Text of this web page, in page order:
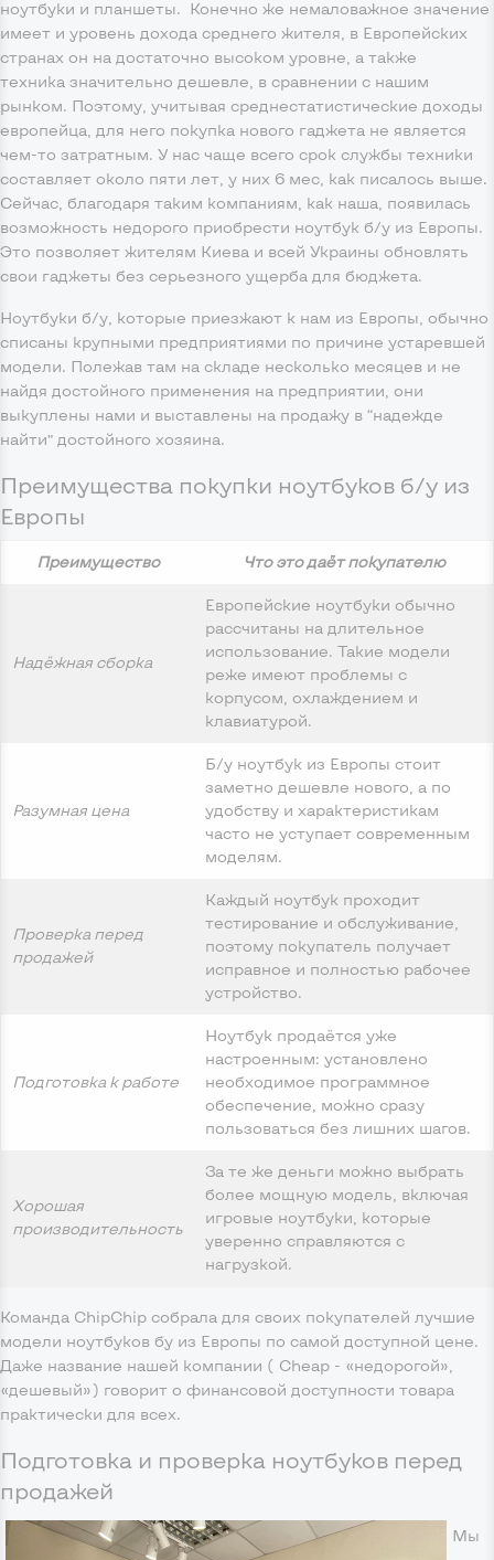
ноутбуки и планшеты. Конечно же немаловажное значение
имеет и уровень дохода среднего жителя, в Европейских
странах он на достаточно высоком уровне, а также
техника значительно дешевле, в сравнении с нашим
рынком. Поэтому, учитывая среднестатистические доходы
европейца, для него покупка нового гаджета не является
чем-то затратным. У нас чаще всего срок службы техники
составляет около пяти лет, у них 6 мес, как писалось выше.
Сейчас, благодаря таким компаниям, как наша, появилась
возможность недорого приобрести ноутбук б/у из Европы.
Это позволяет жителям Киева и всей Украины обновлять
свои гаджеты без серьезного ущерба для бюджета.
Ноутбуки б/у, которые приезжают к нам из Европы, обычно
списаны крупными предприятиями по причине устаревшей
модели. Полежав там на складе несколько месяцев и не
найдя достойного применения на предприятии, они
выкуплены нами и выставлены на продажу в “надежде
найти” достойного хозяина.
Преимущества покупки ноутбуков б/у из
Европы
Преимущество Что это даёт покупателю
Надёжная сборка
Европейские ноутбуки обычно
рассчитаны на длительное
использование. Такие модели
реже имеют проблемы с
корпусом, охлаждением и
клавиатурой.
Разумная цена
Б/у ноутбук из Европы стоит
заметно дешевле нового, а по
удобству и характеристикам
часто не уступает современным
моделям.
Проверка перед
продажей
Каждый ноутбук проходит
тестирование и обслуживание,
поэтому покупатель получает
исправное и полностью рабочее
устройство.
Подготовка к работе
Ноутбук продаётся уже
настроенным: установлено
необходимое программное
обеспечение, можно сразу
пользоваться без лишних шагов.
Хорошая
производительность
За те же деньги можно выбрать
более мощную модель, включая
игровые ноутбуки, которые
уверенно справляются с
нагрузкой.
Команда ChipChip собрала для своих покупателей лучшие
модели ноутбуков бу из Европы по самой доступной цене.
Даже название нашей компании ( Cheap - «недорогой»,
«дешевый») говорит о финансовой доступности товара
практически для всех.
Подготовка и проверка ноутбуков перед
продажей
Мы